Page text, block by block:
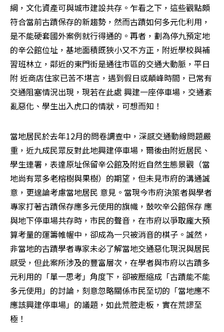
綱，文化資產可與城市建設共存。乍看之下，這些觀點頗
符合當前古蹟保存的新趨勢，然而古蹟如何多元化利用，
是不能硬套國外案例就行得通的。再者，劃為停九預定地
的辛公館位址，基地面積既狹小又不方正，附近學校與補
習班林立，鄰近的東門街是通往市區的交通大動脈，平日
附 近商店住家已苦不堪言，遇到假日或顛峰時間，已常有
交通阻塞情況出現，現若在此處 興建一座停車場，交通紊
亂惡化、學生出入虎口的情狀，可想而知！
當地居民於去年12月的問卷調查中，深感交通動線問題嚴
重，近九成民眾反對此地興建停車場，爾後由附近居民、
學生連署，表達原址保留辛公館及附近自然生態景觀（當
地尚有眾多老榕樹與果樹）的期望，但未見市府的溝通誠
意，更遑論考慮當地居民 意見。當現今市府決策者與學者
專家打著古蹟保存應多元使用的旗幟，鼓吹辛公館保存 應
與地下停車場共存時，市民的聲音，在市府以爭取龐大預
算考量的運籌帷幄中，卻成為一只被消音的棋子。誠然，
非當地的古蹟學者專家未必了解當地交通惡化現況與居民
感受，但此案所涉及的豐富層次，在學者與市府以古蹟多
元利用的「單一思考」角度下，卻被壓縮成「古蹟能不能
多元使用」的討論，刻意忽略關係市民至切的「當地應不
應該興建停車場」的議題，如此荒腔走板，實在荒謬至
極！